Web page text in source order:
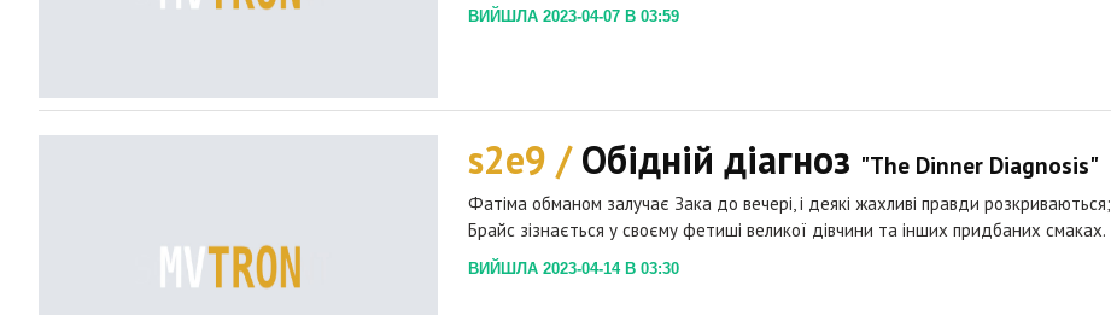
ВИЙШЛА 2023-04-07 В 03:59
s2e9 /Обідній діагноз "The Dinner Diagnosis"
Фатіма обманом залучає Зака до вечері, і деякі жахливі правди розкриваються;
Брайс зізнається у своєму фетиші великої дівчини та інших придбаних смаках.
ВИЙШЛА 2023-04-14 В 03:30